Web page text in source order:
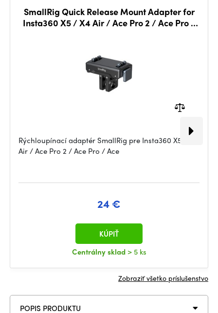
SmallRig Quick Release Mount Adapter for
Insta360 X5 / X4 Air / Ace Pro 2 / Ace Pro /
Rýchloupínací adaptér SmallRig pre Insta360 X5 / X4
Air / Ace Pro 2 / Ace Pro / Ace
24 €
Centrálny sklad > 5 ks
KÚPIŤ
Zobraziť všetko príslušenstvo
POPIS PRODUKTU